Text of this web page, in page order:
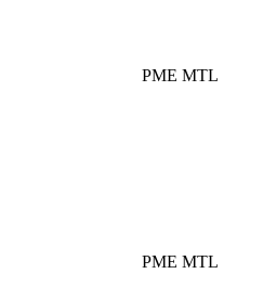
PME MTL
PME MTL